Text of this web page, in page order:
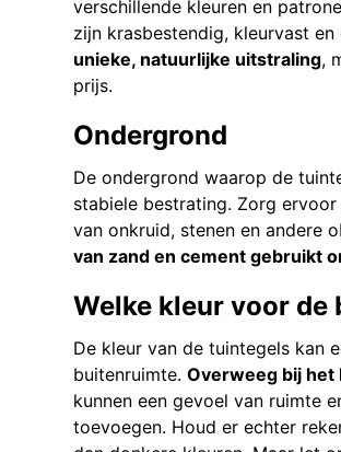
verschillende kleuren en
zijn krasbestendig, kleurvast
unieke, natuurlijke uitstraling,
prijs.
Ondergrond
De ondergrond waarop de
stabiele bestrating. Zorg
van onkruid, stenen en andere
van zand en cement gebruikt
Welke kleur voor de
De kleur van de tuintegels kan
buitenruimte. Overweeg bij het
kunnen een gevoel van ruimte
toevoegen. Houd er echter